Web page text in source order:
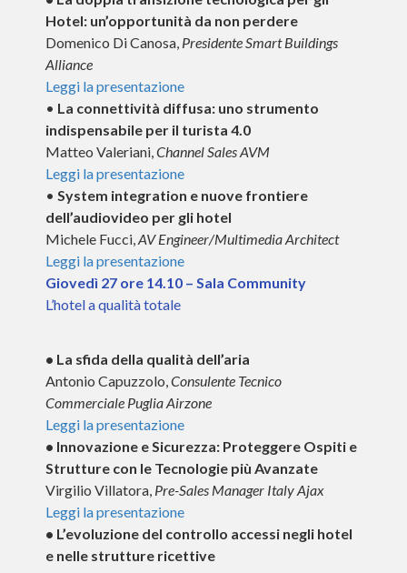
Hotel: un’opportunità da non perdere
Domenico Di Canosa, Presidente Smart Buildings
Alliance
Leggi la presentazione
• La connettività diffusa: uno strumento
indispensabile per il turista 4.0
Matteo Valeriani,Channel Sales AVM
Leggi la presentazione
• System integration e nuove frontiere
dell’audiovideo per gli hotel
Michele Fucci,AV Engineer/Multimedia Architect
Leggi la presentazione
Giovedì 27 ore 14.10 – Sala Community
L’hotel a qualità totale
• La sfida della qualità dell’aria
Antonio Capuzzolo,Consulente Tecnico
Commerciale Puglia Airzone
Leggi la presentazione
• Innovazione e Sicurezza: Proteggere Ospiti e
Strutture con le Tecnologie più Avanzate
Virgilio Villatora, Pre-Sales Manager Italy Ajax
Leggi la presentazione
• L’evoluzione del controllo accessi negli hotel
e nelle strutture ricettive